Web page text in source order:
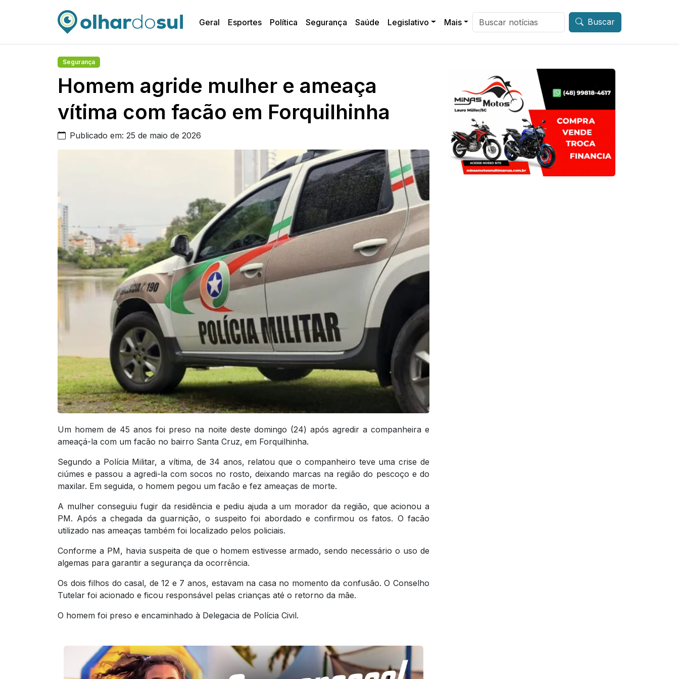
Geral Esportes Política Segurança Saúde Legislativo Mais Buscar
Segurança
Homem agride mulher e ameaça
vítima com facão em Forquilhinha
Publicado em: 25 de maio de 2026
Um homem de 45 anos foi preso na noite deste domingo (24) após agredir a companheira e
ameaçá-la com um facão no bairro Santa Cruz, em Forquilhinha.
Segundo a Polícia Militar, a vítima, de 34 anos, relatou que o companheiro teve uma crise de
ciúmes e passou a agredi-la com socos no rosto, deixando marcas na região do pescoço e do
maxilar. Em seguida, o homem pegou um facão e fez ameaças de morte.
A mulher conseguiu fugir da residência e pediu ajuda a um morador da região, que acionou a
PM. Após a chegada da guarnição, o suspeito foi abordado e confirmou os fatos. O facão
utilizado nas ameaças também foi localizado pelos policiais.
Conforme a PM, havia suspeita de que o homem estivesse armado, sendo necessário o uso de
algemas para garantir a segurança da ocorrência.
Os dois filhos do casal, de 12 e 7 anos, estavam na casa no momento da confusão. O Conselho
Tutelar foi acionado e ficou responsável pelas crianças até o retorno da mãe.
O homem foi preso e encaminhado à Delegacia de Polícia Civil.